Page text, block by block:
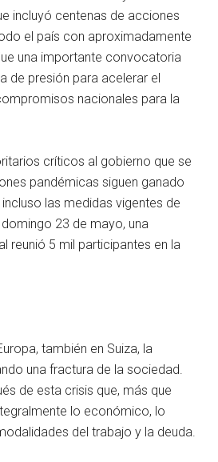
incluyó centenas de acciones
el país con aproximadamente
una importante convocatoria
de presión para acelerar el
nacionales para la
críticos al gobierno que se
pandémicas siguen ganado
las medidas vigentes de
23 de mayo, una
reunió 5 mil participantes en la
también en Suiza, la
una fractura de la sociedad.
de esta crisis que, más que
lo económico, lo
del trabajo y la deuda.